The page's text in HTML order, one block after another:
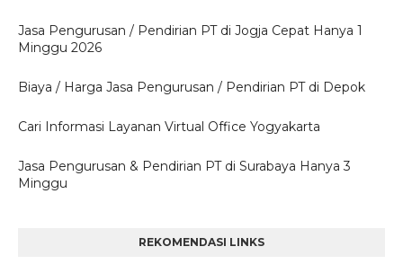
Jasa Pengurusan / Pendirian PT di Jogja Cepat Hanya 1
Minggu 2026
Biaya / Harga Jasa Pengurusan / Pendirian PT di Depok
Cari Informasi Layanan Virtual Office Yogyakarta
Jasa Pengurusan & Pendirian PT di Surabaya Hanya 3
Minggu
REKOMENDASI LINKS